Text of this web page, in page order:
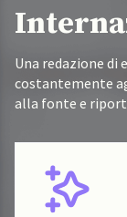
Una redazione di
costantemente
alla fonte e